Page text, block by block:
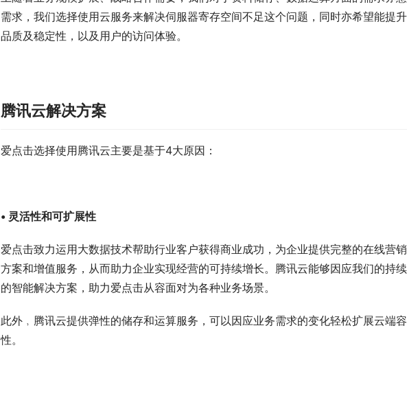
需求，我们选择使用云服务来解决伺服器寄存空间不足这个问题，同时亦希望能提
品质及稳定性，以及用户的访问体验。
腾讯云解决方案
爱点击选择使用腾讯云主要是基于4大原因：
• 灵活性和可扩展性
爱点击致力运用大数据技术帮助行业客户获得商业成功，为企业提供完整的在线营
方案和增值服务，从而助力企业实现经营的可持续增长。腾讯云能够因应我们的持
的智能解决方案，助力爱点击从容面对为各种业务场景。
此外﹐腾讯云提供弹性的储存和运算服务，可以因应业务需求的变化轻松扩展云端
性。